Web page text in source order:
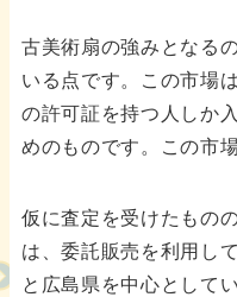
古美術扇の強みとなる
いる点です。この市場
の許可証を持つ人しか
めのものです。この市
仮に査定を受けたもの
は、委託販売を利用し
と広島県を中心として